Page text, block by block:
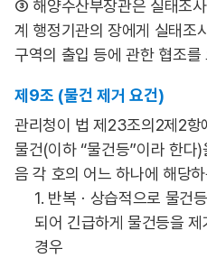
③ 해양수산부장관은 실태조
계 행정기관의 장에게 실태조
구역의 출입 등에 관한 협조를
제9조 (물건 제거 요건)
관리청이 법 제23조의2제2항
물건(이하 “물건등”이라 한다
음 각 호의 어느 하나에 해당
1. 반복ㆍ상습적으로 물건
되어 긴급하게 물건등을
경우